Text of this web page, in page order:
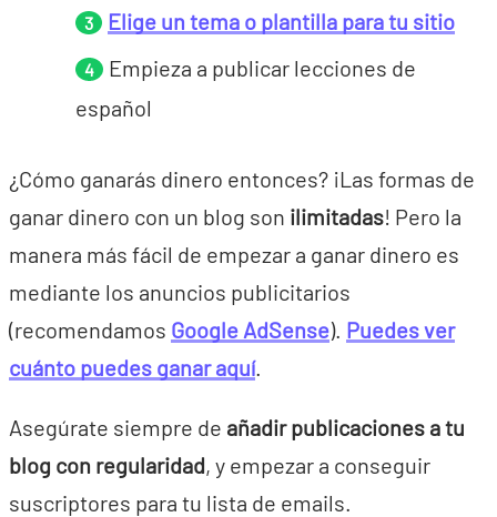
Elige un tema o plantilla para tu sitio
Empieza a publicar lecciones de
español
¿Cómo ganarás dinero entonces? ¡Las formas de
ganar dinero con un blog son ilimitadas! Pero la
manera más fácil de empezar a ganar dinero es
mediante los anuncios publicitarios
(recomendamos Google AdSense). Puedes ver
cuánto puedes ganar aquí.
Asegúrate siempre de añadir publicaciones a tu
blog con regularidad, y empezar a conseguir
suscriptores para tu lista de emails.